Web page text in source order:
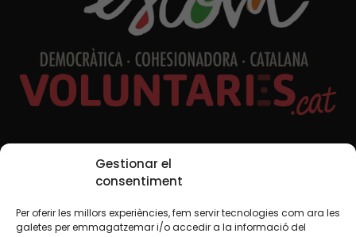
Gestionar el
consentiment
Per oferir les millors experiències, fem servir tecnologies com ara les
galetes per emmagatzemar i/o accedir a la informació del
Xarxes Socials
TWT YTB IG FB IN